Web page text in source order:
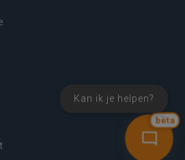
bèta
Kan ik je helpen?